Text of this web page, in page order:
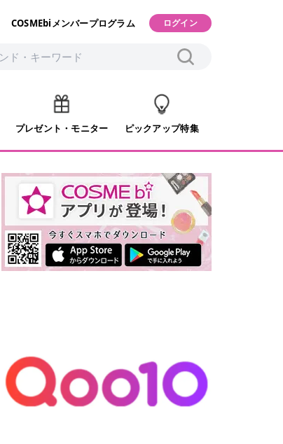
COSMEbiメンバープログラム ログイン
プレゼント・モニター ピックアップ特集